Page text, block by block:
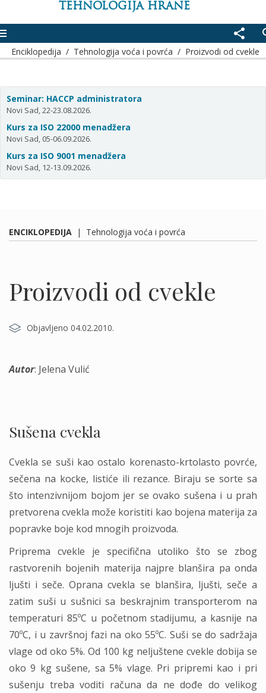
TEHNOLOGIJA HRANE
share
Enciklopedija / Tehnologija voća i povrća / Proizvodi od cvekle
Seminar: HACCP administratora
Novi Sad, 22-23.08.2026.
Kurs za ISO 22000 menadžera
Novi Sad, 05-06.09.2026.
Kurs za ISO 9001 menadžera
Novi Sad, 12-13.09.2026.
ENCIKLOPEDIJA | Tehnologija voća i povrća
Proizvodi od cvekle
Objavljeno 04.02.2010.
Autor: Jelena Vulić
Sušena cvekla
Cvekla se suši kao ostalo korenasto-krtolasto povrće,
sečena na kocke, listiće ili rezance. Biraju se sorte sa
što intenzivnijom bojom jer se ovako sušena i u prah
pretvorena cvekla može koristiti kao bojena materija za
popravke boje kod mnogih proizvoda.
Priprema cvekle je specifična utoliko što se zbog
rastvorenih bojenih materija najpre blanšira pa onda
ljušti i seče. Oprana cvekla se blanšira, ljušti, seče a
zatim suši u sušnici sa beskrajnim transporterom na
temperaturi 85ºC u početnom stadijumu, a kasnije na
70ºC, i u završnoj fazi na oko 55ºC. Suši se do sadržaja
vlage od oko 5%. Od 100 kg neljuštene cvekle dobija se
oko 9 kg sušene, sa 5% vlage. Pri pripremi kao i pri
sušenju treba voditi računa da ne dođe do velikog